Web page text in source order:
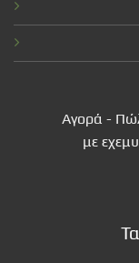
Αγορά -
με